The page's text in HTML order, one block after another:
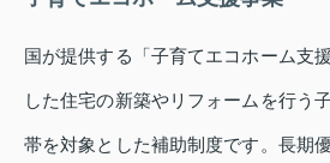
国が提供する「子育てエコホーム支
した住宅の新築やリフォームを行う
帯を対象とした補助制度です。長期